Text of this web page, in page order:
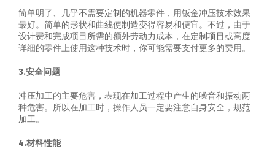
简单明了、几乎不需要定制的机器零件，用钣金冲压技术效果
最好。简单的形状和曲线使制造变得容易和便宜。不过，由于
设计费和完成项目所需的额外劳动力成本，在定制项目或高度
详细的零件上使用这种技术时，你可能需要支付更多的费用。
3.安全问题
冲压加工的主要危害，表现在加工过程中产生的噪音和振动两
种危害。所以在加工时，操作人员一定要注意自身安全，规范
加工。
4.材料性能